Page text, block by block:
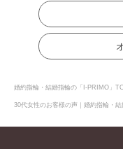
婚約指輪・結婚指輪の「I-PRIMO」
30代女性のお客様の声｜婚約指輪・